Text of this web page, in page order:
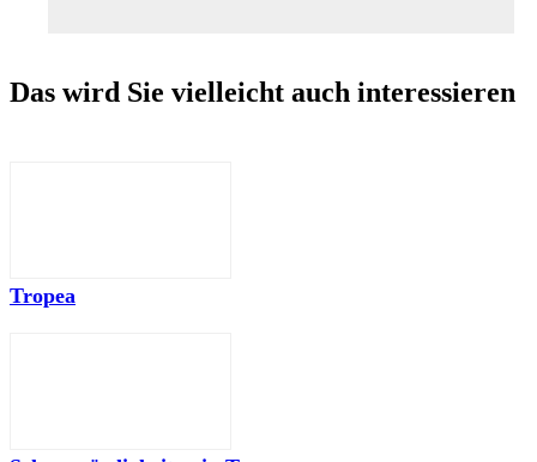
Das wird Sie vielleicht auch interessieren
Tropea